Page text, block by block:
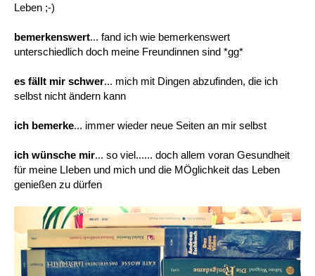
Leben ;-)
bemerkenswert... fand ich wie bemerkenswert
unterschiedlich doch meine Freundinnen sind *gg*
es fällt mir schwer... mich mit Dingen abzufinden, die ich
selbst nicht ändern kann
ich bemerke... immer wieder neue Seiten an mir selbst
ich wünsche mir... so viel...... doch allem voran Gesundheit
für meine LIeben und mich und die MÖglichkeit das Leben
genießen zu dürfen